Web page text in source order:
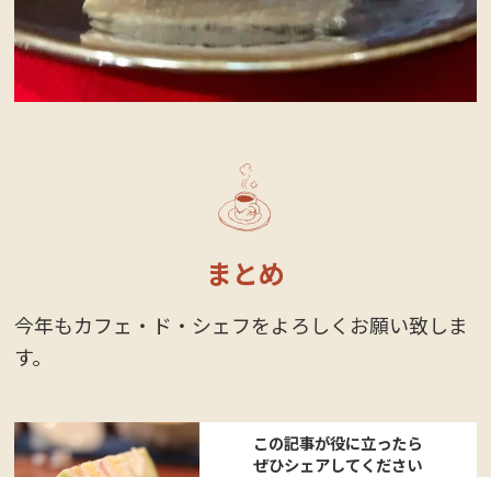
まとめ
今年もカフェ・ド・シェフをよろしくお願い致しま
す。
この記事が役に立ったら
ぜひシェアしてください